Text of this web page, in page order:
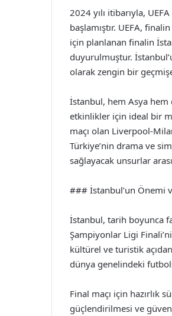
2024 yılı itibarıyla,
başlamıştır. UEFA,
için planlanan finalin
duyurulmuştur.
olarak zengin bir
İstanbul, hem Asya hem
etkinlikler için ideal bir
maçı olan Liverpool-
Türkiye’nin drama ve
sağlayacak unsurlar
### İstanbul’un Önemi
İstanbul, tarih boyunca
Şampiyonlar Ligi
kültürel ve turistik
dünya genelindeki
Final maçı için hazırlık
güçlendirilmesi ve